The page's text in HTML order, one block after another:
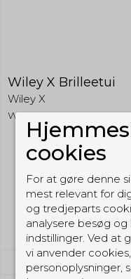
Wiley X Brilleetui
Wiley X
WXTS235N
159,00 DKK
(inkl. moms)
cookies
For at gøre denne
mest relevant for
og tredjeparts
analysere besøg
indstillinger. Ved at
vi anvender
personoplysninger,